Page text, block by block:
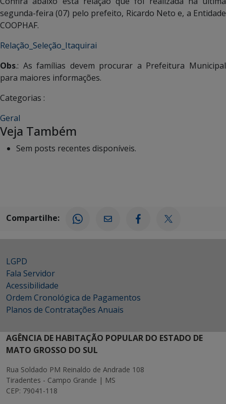
segunda-feira (07) pelo prefeito, Ricardo Neto e, a Entidade
COOPHAF.
Relação_Seleção_Itaquirai
Obs.: As famílias devem procurar a Prefeitura Municipal
para maiores informações.
Categorias :
Geral
Veja Também
Sem posts recentes disponíveis.
Compartilhe:
LGPD
Fala Servidor
Acessibilidade
Ordem Cronológica de Pagamentos
Planos de Contratações Anuais
AGÊNCIA DE HABITAÇÃO POPULAR DO ESTADO DE
MATO GROSSO DO SUL
Rua Soldado PM Reinaldo de Andrade 108
Tiradentes - Campo Grande | MS
CEP: 79041-118